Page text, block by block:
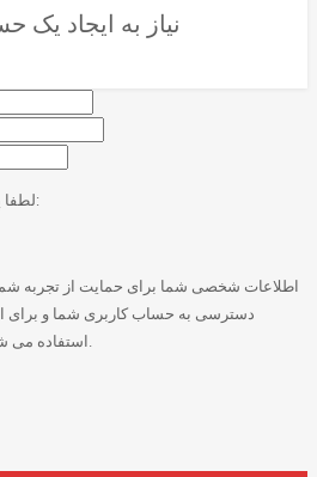
نیاز به ایجاد یک
لطفا پاسخ را به عدد انگلیسی وارد کنید:
اطلاعات شخصی شما برای حمایت از تجربه
دسترسی به حساب کاربری شما و برای
استفاده می .